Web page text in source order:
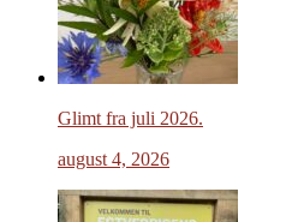
Glimt fra juli 2026.
august 4, 2026